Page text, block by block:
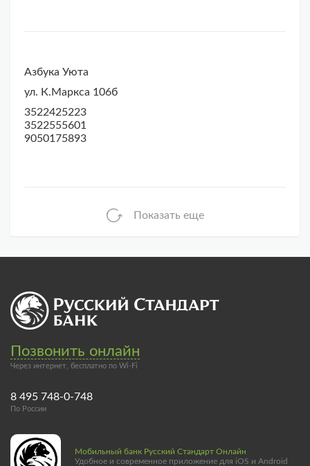
Азбука Уюта
ул. К.Маркса 106б
3522425223
3522555601
9050175893
Показать еще
Позвонить онлайн
Через интернет, бесплатно по Wi-Fi
8 495 748-0-748
По России
Мобильный банк Русский Стандарт Онлайн
Удобное и современное приложение для iOS и Android